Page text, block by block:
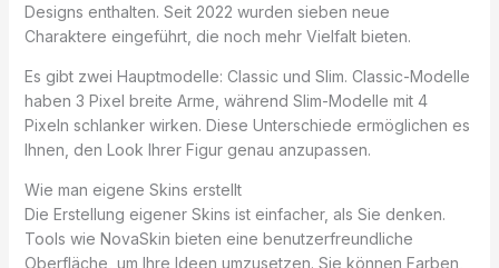
Designs enthalten. Seit 2022 wurden sieben neue
Charaktere eingeführt, die noch mehr Vielfalt bieten.
Es gibt zwei Hauptmodelle: Classic und Slim. Classic-Modelle
haben 3 Pixel breite Arme, während Slim-Modelle mit 4
Pixeln schlanker wirken. Diese Unterschiede ermöglichen es
Ihnen, den Look Ihrer Figur genau anzupassen.
Wie man eigene Skins erstellt
Die Erstellung eigener Skins ist einfacher, als Sie denken.
Tools wie NovaSkin bieten eine benutzerfreundliche
Oberfläche, um Ihre Ideen umzusetzen. Sie können Farben,